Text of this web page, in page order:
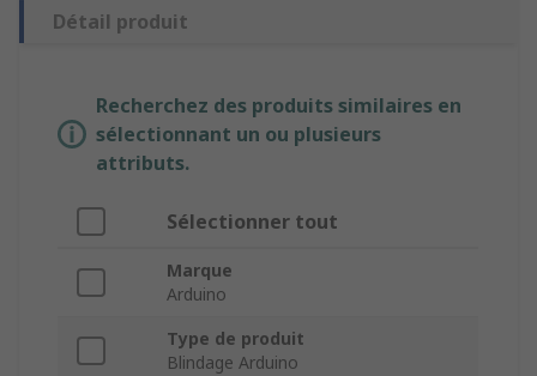
Détail produit
Recherchez des produits similaires en
sélectionnant un ou plusieurs
attributs.
Sélectionner tout
Marque
Arduino
Type de produit
Blindage Arduino